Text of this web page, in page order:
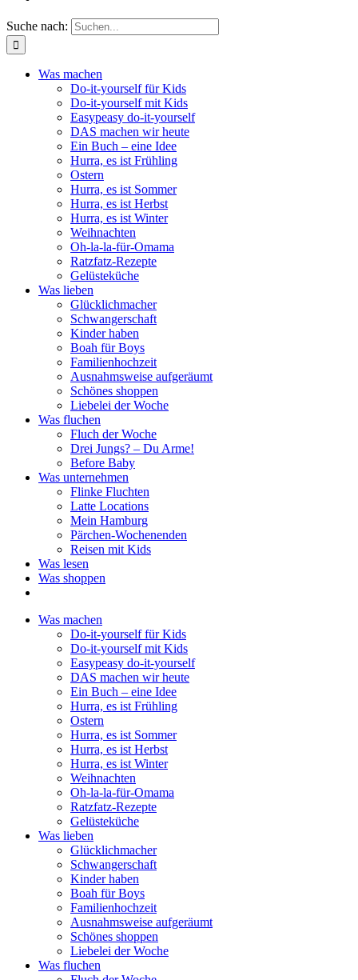
Suche nach:
Was machen
Do-it-yourself für Kids
Do-it-yourself mit Kids
Easypeasy do-it-yourself
DAS machen wir heute
Ein Buch – eine Idee
Hurra, es ist Frühling
Ostern
Hurra, es ist Sommer
Hurra, es ist Herbst
Hurra, es ist Winter
Weihnachten
Oh-la-la-für-Omama
Ratzfatz-Rezepte
Gelüsteküche
Was lieben
Glücklichmacher
Schwangerschaft
Kinder haben
Boah für Boys
Familienhochzeit
Ausnahmsweise aufgeräumt
Schönes shoppen
Liebelei der Woche
Was fluchen
Fluch der Woche
Drei Jungs? – Du Arme!
Before Baby
Was unternehmen
Flinke Fluchten
Latte Locations
Mein Hamburg
Pärchen-Wochenenden
Reisen mit Kids
Was lesen
Was shoppen
Was machen
Do-it-yourself für Kids
Do-it-yourself mit Kids
Easypeasy do-it-yourself
DAS machen wir heute
Ein Buch – eine Idee
Hurra, es ist Frühling
Ostern
Hurra, es ist Sommer
Hurra, es ist Herbst
Hurra, es ist Winter
Weihnachten
Oh-la-la-für-Omama
Ratzfatz-Rezepte
Gelüsteküche
Was lieben
Glücklichmacher
Schwangerschaft
Kinder haben
Boah für Boys
Familienhochzeit
Ausnahmsweise aufgeräumt
Schönes shoppen
Liebelei der Woche
Was fluchen